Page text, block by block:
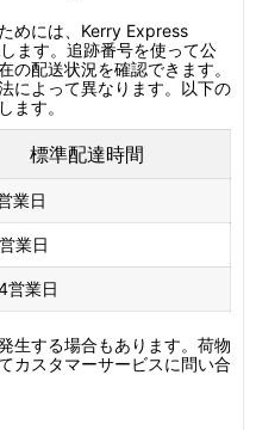
めには、Kerry Express
ます。追跡番号を使って公
の配送状況を確認できます。
によって異なります。以下の
ます。
標準配達時間
業日
業日
営業日
生する場合もあります。荷物
カスタマーサービスに問い合